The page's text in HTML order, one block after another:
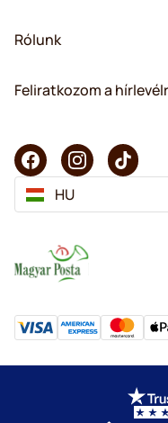
Rólunk
Feliratkozom a
HU